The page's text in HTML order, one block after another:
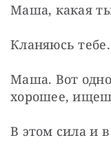
Маша, какая
Кланяюсь тебе.
Маша. Вот
хорошее,
В этом сила и